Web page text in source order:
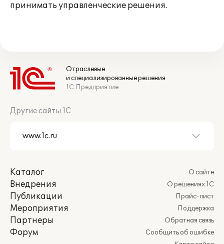
принимать управленческие решения.
Отраслевые
и специализированные решения
1С:Предприятие
Другие сайты 1С
Каталог
Внедрения
Публикации
Мероприятия
Партнеры
Форум
О сайте
О решениях 1С
Прайс-лист
Поддержка
Обратная связь
Сообщить об ошибке